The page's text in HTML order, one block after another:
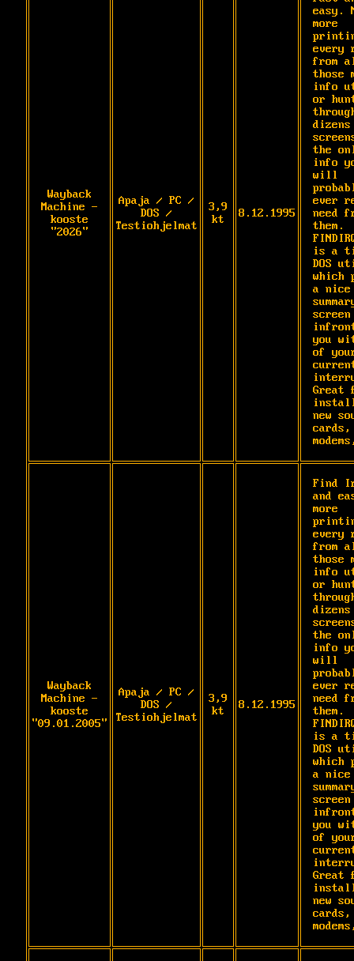
Wayback
Machine -
kooste
"2026"
Apaja / PC /
DOS /
Testiohjelmat
3,9
kt
8.12.1995
easy.
more
every
from
those
info
or
the
info
will
ever
need
them.
is a
DOS
which
a nice
screen
you
of
Great
new
cards,
Wayback
Machine -
kooste
"09.01.2005"
Apaja / PC /
DOS /
Testiohjelmat
3,9
kt
8.12.1995
Find
and
more
every
from
those
info
or
the
info
will
ever
need
them.
is a
DOS
which
a nice
screen
you
of
Great
new
cards,